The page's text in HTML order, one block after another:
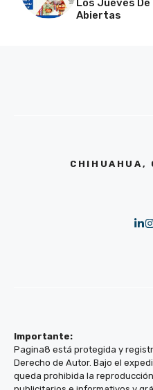
Los Jueves
Abiertas
CHIHUAHUA,
Importante:
Pagina8 está protegida y
Derecho de Autor. Bajo el
queda prohibida la